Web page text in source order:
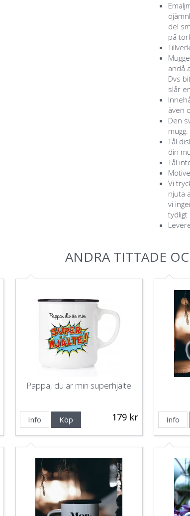
del
på
ändå
Dvs
slår
även
Den
mugg.
Tål
din
Tål
Vi
njuta
vi
ANDRA TITTADE
Pappa, du är min superhjälte
179 kr
Info Köp Info